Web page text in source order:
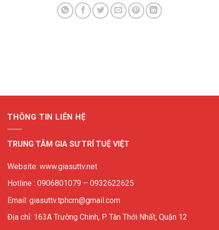
THÔNG TIN LIÊN HỆ
TRUNG TÂM GIA SƯ TRÍ TUỆ VIỆT
Website: www.giasuttv.net
Hotline : 0906801079 – 0932622625
Email: giasuttv.tphcm@gmail.com
Địa chỉ: 163A Trường Chinh, P. Tân Thới Nhất, Quận 12